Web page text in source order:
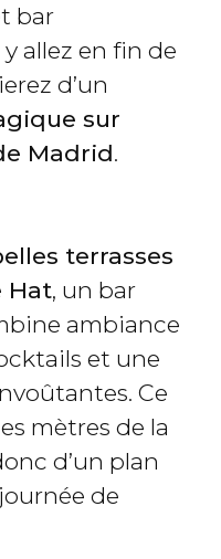
bar
allez en fin de
d’un
sur
Madrid.
terrasses
Hat, un bar
ambiance
et une
Ce
mètres de la
d’un plan
de